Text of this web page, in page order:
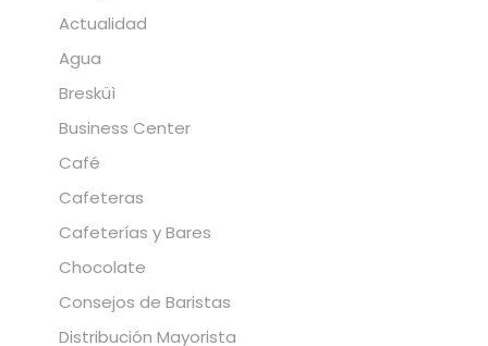
Actualidad
Agua
Bresküì
Business Center
Café
Cafeteras
Cafeterías y Bares
Chocolate
Consejos de Baristas
Distribución Mayorista